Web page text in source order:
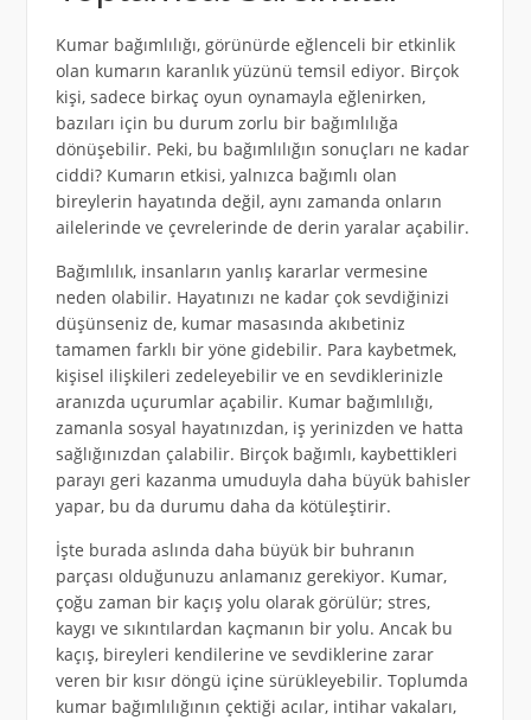
Kumar bağımlılığı, görünürde eğlenceli bir etkinlik
olan kumarın karanlık yüzünü temsil ediyor. Birçok
kişi, sadece birkaç oyun oynamayla eğlenirken,
bazıları için bu durum zorlu bir bağımlılığa
dönüşebilir. Peki, bu bağımlılığın sonuçları ne kadar
ciddi? Kumarın etkisi, yalnızca bağımlı olan
bireylerin hayatında değil, aynı zamanda onların
ailelerinde ve çevrelerinde de derin yaralar açabilir.
Bağımlılık, insanların yanlış kararlar vermesine
neden olabilir. Hayatınızı ne kadar çok sevdiğinizi
düşünseniz de, kumar masasında akıbetiniz
tamamen farklı bir yöne gidebilir. Para kaybetmek,
kişisel ilişkileri zedeleyebilir ve en sevdiklerinizle
aranızda uçurumlar açabilir. Kumar bağımlılığı,
zamanla sosyal hayatınızdan, iş yerinizden ve hatta
sağlığınızdan çalabilir. Birçok bağımlı, kaybettikleri
parayı geri kazanma umuduyla daha büyük bahisler
yapar, bu da durumu daha da kötüleştirir.
İşte burada aslında daha büyük bir buhranın
parçası olduğunuzu anlamanız gerekiyor. Kumar,
çoğu zaman bir kaçış yolu olarak görülür; stres,
kaygı ve sıkıntılardan kaçmanın bir yolu. Ancak bu
kaçış, bireyleri kendilerine ve sevdiklerine zarar
veren bir kısır döngü içine sürükleyebilir. Toplumda
kumar bağımlılığının çektiği acılar, intihar vakaları,